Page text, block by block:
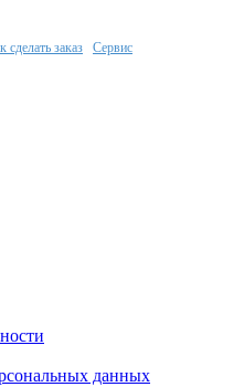
сделать заказ Сервис
данных